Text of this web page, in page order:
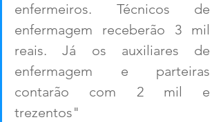
enfermeiros. Técnicos de
enfermagem receberão 3 mil
reais. Já os auxiliares de
enfermagem e parteiras
contarão com 2 mil e
trezentos"